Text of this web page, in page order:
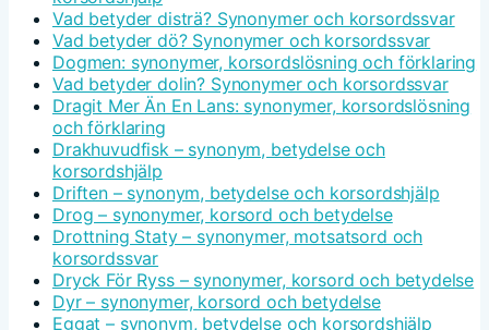
Vad betyder disträ? Synonymer och korsordssvar
Vad betyder dö? Synonymer och korsordssvar
Dogmen: synonymer, korsordslösning och förklaring
Vad betyder dolin? Synonymer och korsordssvar
Dragit Mer Än En Lans: synonymer, korsordslösning
och förklaring
Drakhuvudfisk – synonym, betydelse och
korsordshjälp
Driften – synonym, betydelse och korsordshjälp
Drog – synonymer, korsord och betydelse
Drottning Staty – synonymer, motsatsord och
korsordssvar
Dryck För Ryss – synonymer, korsord och betydelse
Dyr – synonymer, korsord och betydelse
Eggat – synonym, betydelse och korsordshjälp